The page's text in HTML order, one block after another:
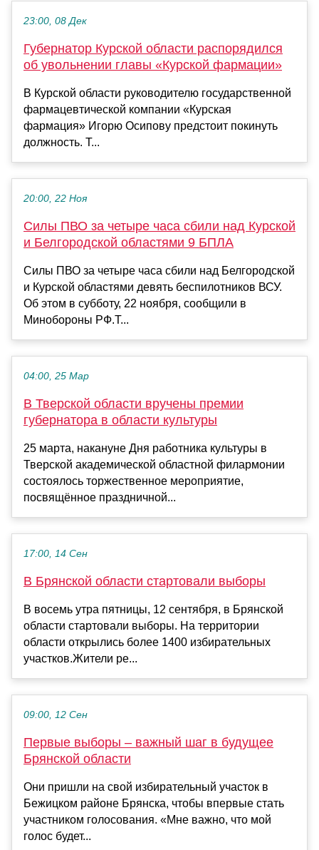
23:00, 08 Дек
Губернатор Курской области распорядился
об увольнении главы «Курской фармации»
В Курской области руководителю государственной
фармацевтической компании «Курская
фармация» Игорю Осипову предстоит покинуть
должность. Т...
20:00, 22 Ноя
Силы ПВО за четыре часа сбили над Курской
и Белгородской областями 9 БПЛА
Силы ПВО за четыре часа сбили над Белгородской
и Курской областями девять беспилотников ВСУ.
Об этом в субботу, 22 ноября, сообщили в
Минобороны РФ.Т...
04:00, 25 Мар
В Тверской области вручены премии
губернатора в области культуры
25 марта, накануне Дня работника культуры в
Тверской академической областной филармонии
состоялось торжественное мероприятие,
посвящённое праздничной...
17:00, 14 Сен
В Брянской области стартовали выборы
В восемь утра пятницы, 12 сентября, в Брянской
области стартовали выборы. На территории
области открылись более 1400 избирательных
участков.Жители ре...
09:00, 12 Сен
Первые выборы – важный шаг в будущее
Брянской области
Они пришли на свой избирательный участок в
Бежицком районе Брянска, чтобы впервые стать
участником голосования. «Мне важно, что мой
голос будет...